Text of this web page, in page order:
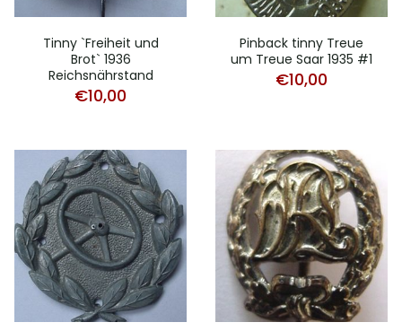
Tinny `Freiheit und
Brot` 1936
Reichsnährstand
€10,00
Pinback tinny Treue
um Treue Saar 1935 #1
€10,00